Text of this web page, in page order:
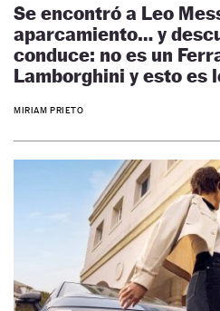
Se encontró a Leo
aparcamiento… y
conduce: no es un
Lamborghini y esto es
MIRIAM PRIETO